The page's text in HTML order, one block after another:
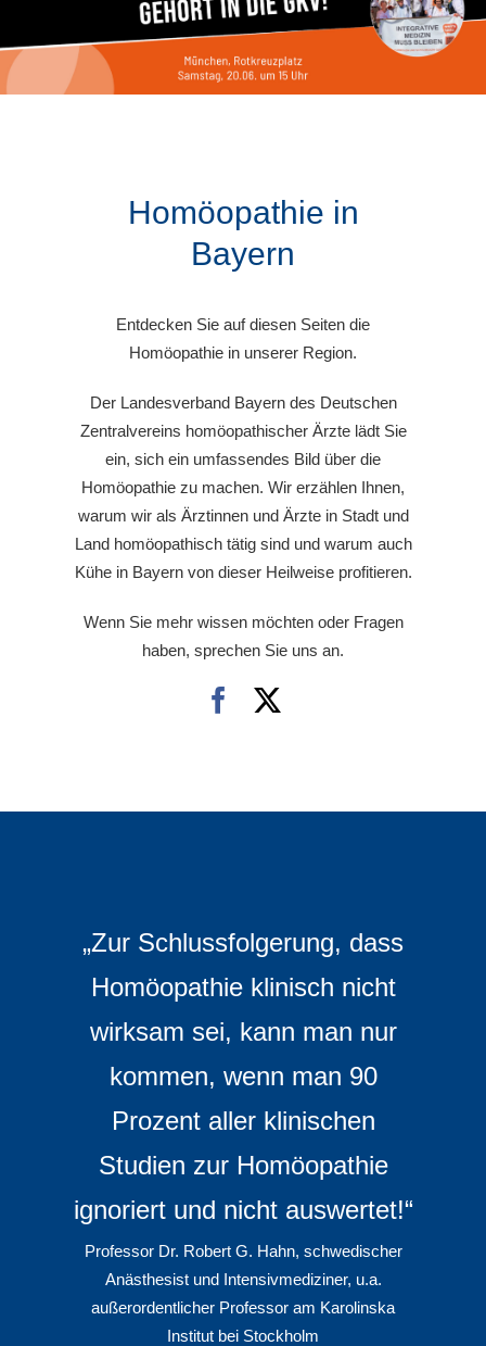
Homöopathie in
Bayern
Entdecken Sie auf diesen Seiten die
Homöopathie in unserer Region.
Der Landesverband Bayern des Deutschen
Zentralvereins homöopathischer Ärzte lädt Sie
ein, sich ein umfassendes Bild über die
Homöopathie zu machen. Wir erzählen Ihnen,
warum wir als Ärztinnen und Ärzte in Stadt und
Land homöopathisch tätig sind und warum auch
Kühe in Bayern von dieser Heilweise profitieren.
Wenn Sie mehr wissen möchten oder Fragen
haben, sprechen Sie uns an.
„Zur Schlussfolgerung, dass
Homöopathie klinisch nicht
wirksam sei, kann man nur
kommen, wenn man 90
Prozent aller klinischen
Studien zur Homöopathie
ignoriert und nicht auswertet!“
Professor Dr. Robert G. Hahn, schwedischer
Anästhesist und Intensivmediziner, u.a.
außerordentlicher Professor am Karolinska
Institut bei Stockholm